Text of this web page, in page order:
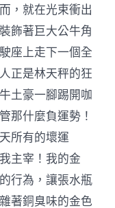
，就在光束衝出
飾著巨大公牛角
座上走下一個全
正是林天秤的狂
土豪一腳踢開咖
那什麼負運勢！
所有的壞運
主宰！我的金
行為，讓張水瓶
著銅臭味的金色